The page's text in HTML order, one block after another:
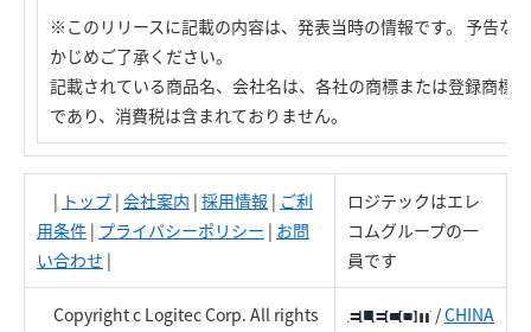
※このリリースに記載の内容は、発表当時の情報です。 予告な
かじめご了承ください。
記載されている商品名、会社名は、各社の商標または登録商標
であり、消費税は含まれておりません。
| トップ | 会社案内 | 採用情報 | ご利
用条件 | プライバシーポリシー | お問
い合わせ |
ロジテックはエレ
コムグループの一
員です
Copyright c Logitec Corp. All rights
/CHINA